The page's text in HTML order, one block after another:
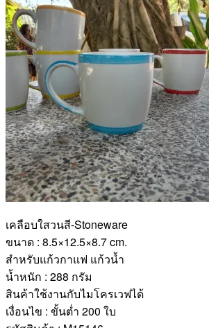
เคลือบใสวนสี-Stoneware
ขนาด : 8.5×12.5×8.7 cm.
สำหรับแก้วกาแฟ แก้วน้ำ
น้ำหนัก : 288 กรัม
สินค้าใช้งานกับไมโครเวฟได้
เงื่อนไข : ขั้นต่ำ 200 ใบ